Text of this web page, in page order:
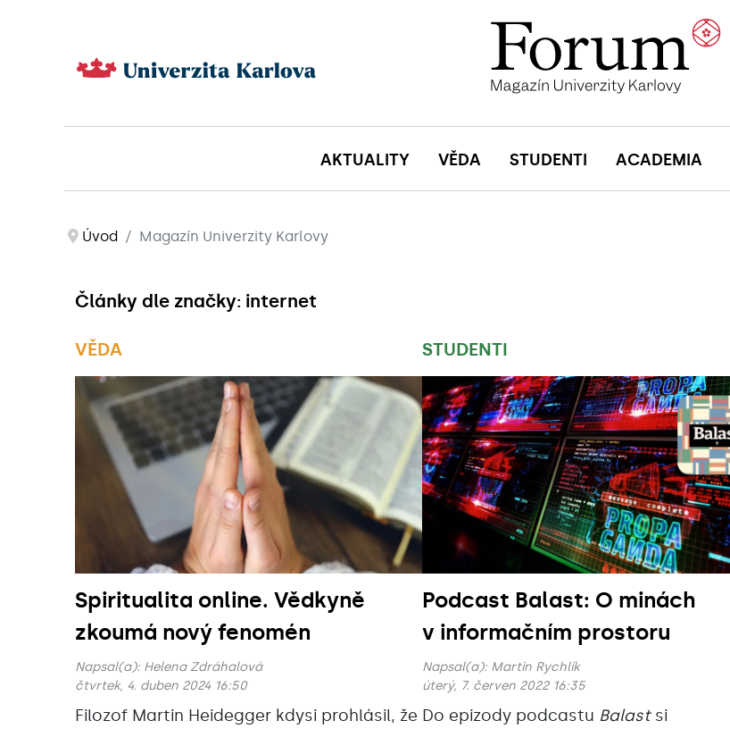
AKTUALITY VĚDA STUDENTI ACADEMIA
Úvod Magazín Univerzity Karlovy
Články dle značky: internet
VĚDA
Spiritualita online. Vědkyně
zkoumá nový fenomén
Napsal(a): Helena Zdráhalová
čtvrtek, 4. duben 2024 16:50
Filozof Martin Heidegger kdysi prohlásil, že
STUDENTI
Podcast Balast: O minách
v informačním prostoru
Napsal(a): Martin Rychlík
úterý, 7. červen 2022 16:35
Do epizody podcastu Balastsi